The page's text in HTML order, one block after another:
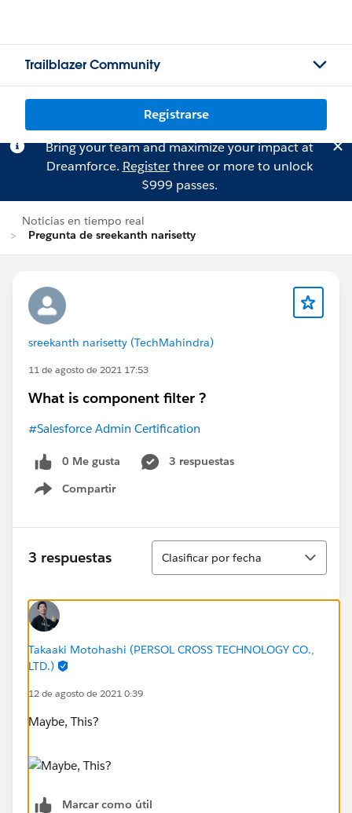
Trailblazer Community
Registrarse
Bring your team and maximize your impact at
Dreamforce. Registerthree or more to unlock
$999 passes.
Noticias en tiempo real
Pregunta de sreekanth narisetty
sreekanth narisetty (TechMahindra)
11 de agosto de 2021 17:53
What is component filter ?
#Salesforce Admin Certification
0 Me gusta
3 respuestas
Compartir
Show menu
3 respuestas
Ordenar
Clasificar por fecha
Takaaki Motohashi (PERSOL CROSS TECHNOLOGY CO.,
LTD.)
12 de agosto de 2021 0:39
Maybe, This?
Marcar como útil